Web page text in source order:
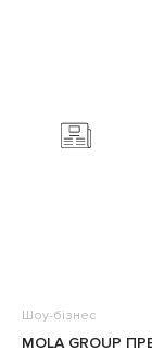
Шоу-бізнес
MOLA GROUP